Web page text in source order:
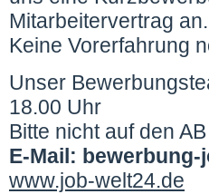
Mitarbeitervertrag
Keine Vorerfahrung
Unser
18.00 Uhr
Bitte nicht auf den
E-Mail:
www.job-welt24.de